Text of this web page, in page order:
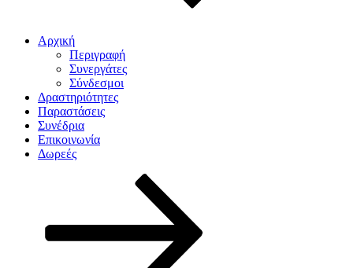
Αρχική
Περιγραφή
Συνεργάτες
Σύνδεσμοι
Δραστηριότητες
Παραστάσεις
Συνέδρια
Επικοινωνία
Δωρεές